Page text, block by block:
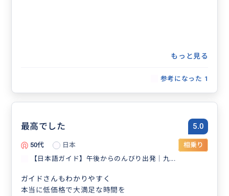
もっと見る
参考になった 1
最高でした 5.0
50代 日本
相乗り
【日本語ガイド】午後からのんびり出発｜九...
ガイドさんもわかりやすく
本当に低価格で大満足な時間を